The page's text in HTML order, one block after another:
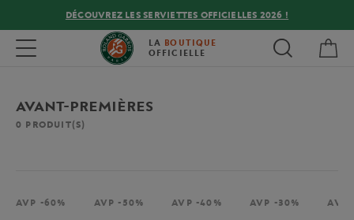
DÉCOUVREZ LES SERVIETTES OFFICIELLES 2026 !
Toggle navigation LA BOUTIQUE
OFFICIELLE
AVANT-PREMIÈRES
0 PRODUIT(S)
AVP -60% AVP -50% AVP -40% AVP -30% AVP